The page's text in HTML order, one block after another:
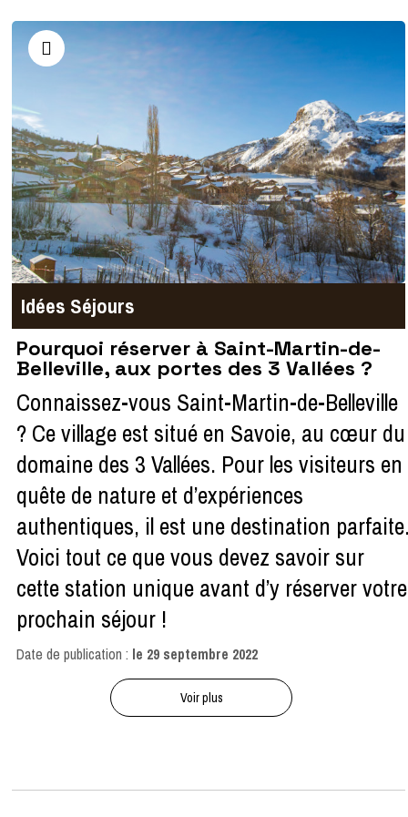
Idées Séjours
Pourquoi réserver à Saint-Martin-de-
Belleville, aux portes des 3 Vallées ?
Connaissez-vous Saint-Martin-de-Belleville
? Ce village est situé en Savoie, au cœur du
domaine des 3 Vallées. Pour les visiteurs en
quête de nature et d’expériences
authentiques, il est une destination
Voici tout ce que vous devez savoir sur
cette station unique avant d’y réserver votre
prochain séjour !
Date de publication : le 29 septembre 2022
Voir plus